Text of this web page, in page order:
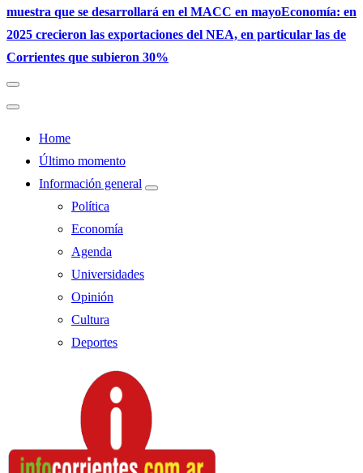
muestra que se desarrollará en el MACC en mayoEconomía: en
2025 crecieron las exportaciones del NEA, en particular las de
Corrientes que subieron 30%
Home
Último momento
Información general
Política
Economía
Agenda
Universidades
Opinión
Cultura
Deportes